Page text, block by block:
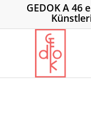
GEDOK A 46